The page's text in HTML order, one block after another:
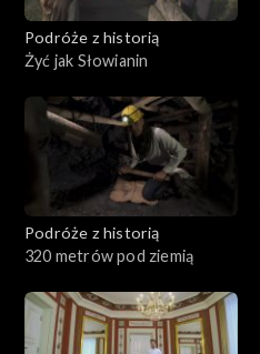
Podróże z historią
Żyć jak Słowianin
Podróże z historią
320 metrów pod ziemią